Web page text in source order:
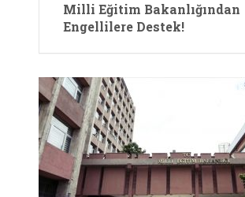
Milli Eğitim Bakanlığından
Engellilere Destek!